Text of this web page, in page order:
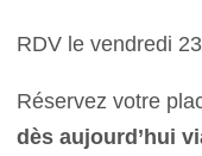
RDV le vendredi
Réservez votre
dès aujourd’hui